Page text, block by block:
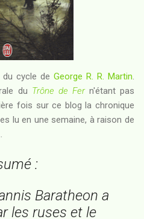
cycle de George R. R. Martin.
du Trône de Fern'étant pas
fois sur ce blog la chronique
lu en une semaine, à raison de
:
Baratheon a
les ruses et le